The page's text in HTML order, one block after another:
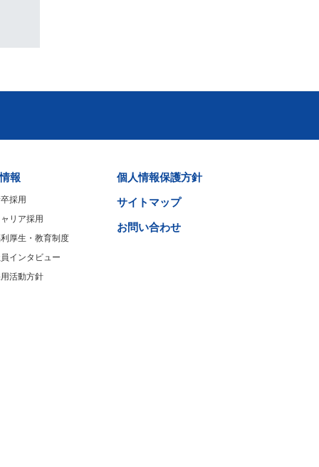
報
採用
リア採用
厚生・教育制度
インタビュー
活動方針
個人情報保護方針
サイトマップ
お問い合わせ